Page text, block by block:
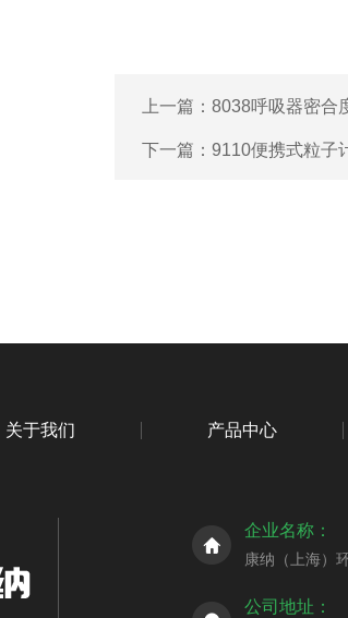
上一篇： 8038呼吸器密合
下一篇： 9110便携式粒子
关于我们 产品中心
企业名称：
康纳（上海）
公司地址：